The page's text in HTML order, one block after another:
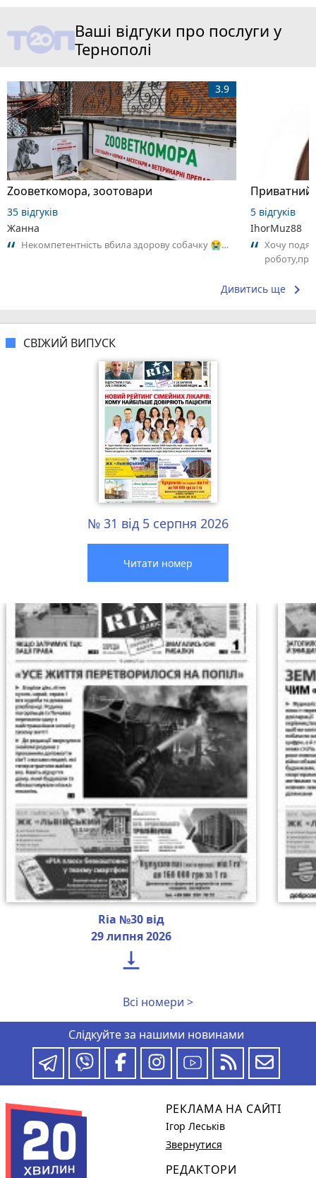
Ваші відгуки про послуги у
Тернополі
Zooветкомора, зоотовари
3.9
35 відгуків
Жанна
Некомпетентність вбила здорову собачку 😭…
5 відгуків
IhorMuz88
Хочу
Дивитись ще keyboard_arrow_right
СВІЖИЙ ВИПУСК
№ 31 від 5 серпня 2026
Читати номер
Ria №30 від
29 липня 2026

Всі номери >
Слідкуйте за нашими новинами
РЕКЛАМА НА САЙТІ
Ігор Леськів
Звернутися
РЕДАКТОРИ